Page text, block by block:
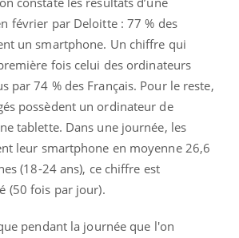
février par Deloitte : 77 % des
un smartphone. Un chiffre qui
fois celui des ordinateurs
par 74 % des Français. Pour le reste,
possèdent un ordinateur de
tablette. Dans une journée, les
leur smartphone en moyenne 26,6
(18-24 ans), ce chiffre est
(50 fois par jour).
pendant la journée que l'on